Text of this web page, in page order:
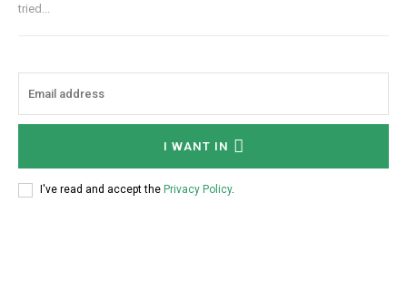
tried...
I WANT IN
I've read and accept the Privacy Policy.